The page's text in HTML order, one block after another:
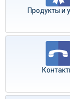
Продукты и